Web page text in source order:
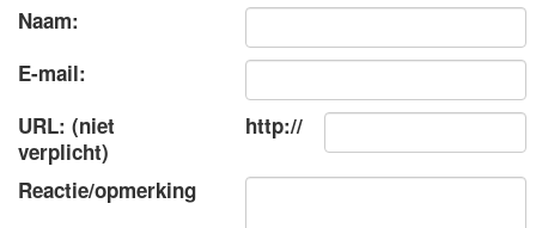
Naam:
E-mail:
URL: (niet
verplicht)
http://
Reactie/opmerking